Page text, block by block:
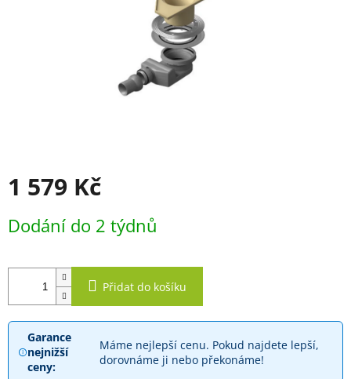
1 579 Kč
cena:
Dodání do 2 týdnů
Přidat do košíku
Garance
nejnižší
ceny:
Máme nejlepší cenu. Pokud najdete lepší,
dorovnáme ji nebo překonáme!